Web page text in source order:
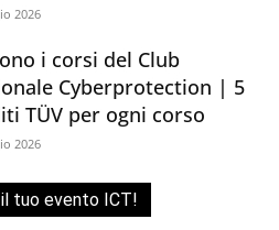
2026
i corsi del Club
Cyberprotection | 5
TÜV per ogni corso
2026
tuo evento ICT!